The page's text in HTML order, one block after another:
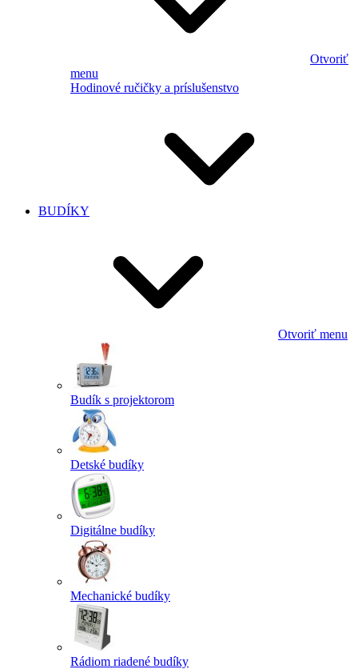
Otvoriť
menu
Hodinové ručičky a príslušenstvo
BUDÍKY
Otvoriť menu
Budík s projektorom
Detské budíky
Digitálne budíky
Mechanické budíky
Rádiom riadené budíky